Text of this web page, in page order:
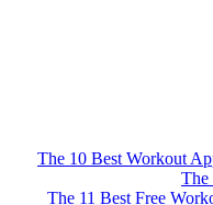
The 10 Best Workout
The
The 11 Best Free